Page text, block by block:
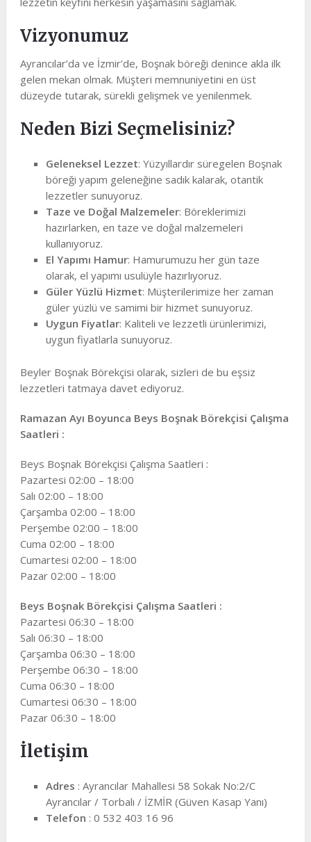
Vizyonumuz
Ayrancılar’da ve İzmir’de, Boşnak böreği denince akla ilk
gelen mekan olmak. Müşteri memnuniyetini en üst
düzeyde tutarak, sürekli gelişmek ve yenilenmek.
Neden Bizi Seçmelisiniz?
Geleneksel Lezzet: Yüzyıllardır süregelen Boşnak
böreği yapım geleneğine sadık kalarak, otantik
lezzetler sunuyoruz.
Taze ve Doğal Malzemeler: Böreklerimizi
hazırlarken, en taze ve doğal malzemeleri
kullanıyoruz.
El Yapımı Hamur: Hamurumuzu her gün taze
olarak, el yapımı usulüyle hazırlıyoruz.
Güler Yüzlü Hizmet: Müşterilerimize her zaman
güler yüzlü ve samimi bir hizmet sunuyoruz.
Uygun Fiyatlar: Kaliteli ve lezzetli ürünlerimizi,
uygun fiyatlarla sunuyoruz.
Beyler Boşnak Börekçisi olarak, sizleri de bu eşsiz
lezzetleri tatmaya davet ediyoruz.
Ramazan Ayı Boyunca Beys Boşnak Börekçisi Çalışma
Saatleri :
Beys Boşnak Börekçisi Çalışma Saatleri :
Pazartesi 02:00 – 18:00
Salı 02:00 – 18:00
Çarşamba 02:00 – 18:00
Perşembe 02:00 – 18:00
Cuma 02:00 – 18:00
Cumartesi 02:00 – 18:00
Pazar 02:00 – 18:00
Beys Boşnak Börekçisi Çalışma Saatleri :
Pazartesi 06:30 – 18:00
Salı 06:30 – 18:00
Çarşamba 06:30 – 18:00
Perşembe 06:30 – 18:00
Cuma 06:30 – 18:00
Cumartesi 06:30 – 18:00
Pazar 06:30 – 18:00
İletişim
Adres : Ayrancılar Mahallesi 58 Sokak No:2/C
Ayrancılar / Torbalı / İZMİR (Güven Kasap Yanı)
Telefon : 0 532 403 16 96